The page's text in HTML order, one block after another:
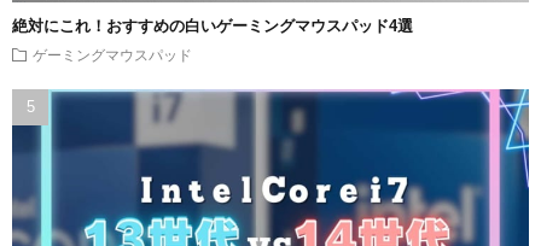
絶対にこれ！おすすめの白いゲーミングマウスパッド4選
ゲーミングマウスパッド